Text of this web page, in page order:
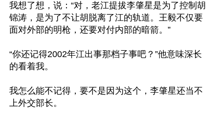
我想了想，说：“对，老江提拔李肇星是为了控制胡
锦涛，是为了不让胡脱离了江的轨道。王毅不仅要
面对外部的明枪，还要对付内部的暗箭。”
“你还记得2002年江出事那档子事吧？”他意味深长
的看着我。
我怎么能不记得，要不是因为这个，李肇星还当不
上外交部长。